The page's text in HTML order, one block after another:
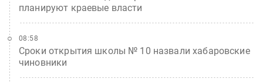
планируют краевые власти
Сроки открытия школы № 10 назвали хабаровские
чиновники
08:58